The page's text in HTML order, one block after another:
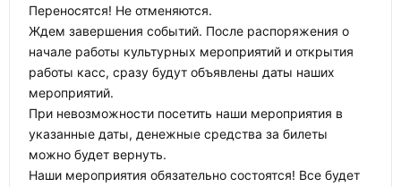
Переносятся! Не отменяются.
Ждем завершения событий. После распоряжения о
начале работы культурных мероприятий и открытия
работы касс, сразу будут объявлены даты наших
мероприятий.
При невозможности посетить наши мероприятия в
указанные даты, денежные средства за билеты
можно будет вернуть.
Наши мероприятия обязательно состоятся! Все будет